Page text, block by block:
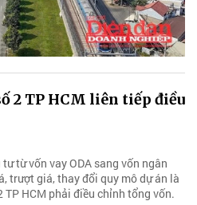
2 TP HCM liên tiếp điều
từ vốn vay ODA sang vốn ngân
trượt giá, thay đổi quy mô dự án là
TP HCM phải điều chỉnh tổng vốn.